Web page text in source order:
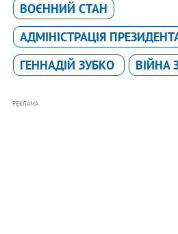
ВОЄННИЙ СТАН
АДМІНІСТРАЦІЯ
ГЕННАДІЙ ЗУБКО
ВІЙНА
РЕКЛАМА